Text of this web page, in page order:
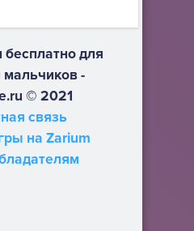
для
мальчиков -
© 2021
связь
на Zarium